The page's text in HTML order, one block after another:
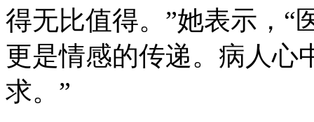
得无比值得。”她表示，“
更是情感的传递。病人心
求。”